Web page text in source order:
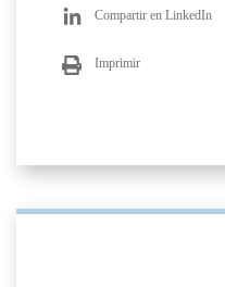
Compartir en LinkedIn
Imprimir